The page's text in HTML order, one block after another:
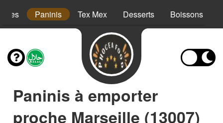
Paninis Tex Mex Desserts Boissons
Paninis à emporter
proche Marseille (13007)